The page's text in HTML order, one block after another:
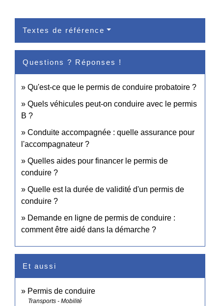
Textes de référence
Questions ? Réponses !
Qu'est-ce que le permis de conduire probatoire ?
Quels véhicules peut-on conduire avec le permis
B ?
Conduite accompagnée : quelle assurance pour
l'accompagnateur ?
Quelles aides pour financer le permis de
conduire ?
Quelle est la durée de validité d'un permis de
conduire ?
Demande en ligne de permis de conduire :
comment être aidé dans la démarche ?
Et aussi
Permis de conduire
Transports - Mobilité